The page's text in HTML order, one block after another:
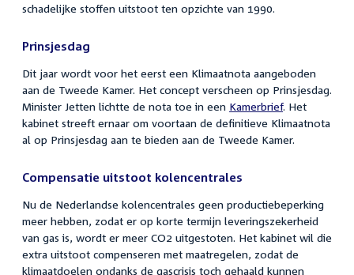
schadelijke stoffen uitstoot ten opzichte van 1990.
Prinsjesdag
Dit jaar wordt voor het eerst een Klimaatnota aangeboden
aan de Tweede Kamer. Het concept verscheen op Prinsjesdag.
Minister Jetten lichtte de nota toe in een Kamerbrief. Het
kabinet streeft ernaar om voortaan de definitieve Klimaatnota
al op Prinsjesdag aan te bieden aan de Tweede Kamer.
Compensatie uitstoot kolencentrales
Nu de Nederlandse kolencentrales geen productiebeperking
meer hebben, zodat er op korte termijn leveringszekerheid
van gas is, wordt er meer CO2 uitgestoten. Het kabinet wil die
extra uitstoot compenseren met maatregelen, zodat de
klimaatdoelen ondanks de gascrisis toch gehaald kunnen